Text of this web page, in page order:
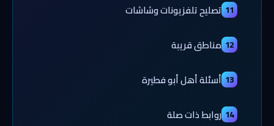
11 تصليح تلفزيونات وشاشات
12 مناطق قريبة
13 أسئلة أهل أبو فطيرة
14 روابط ذات صلة